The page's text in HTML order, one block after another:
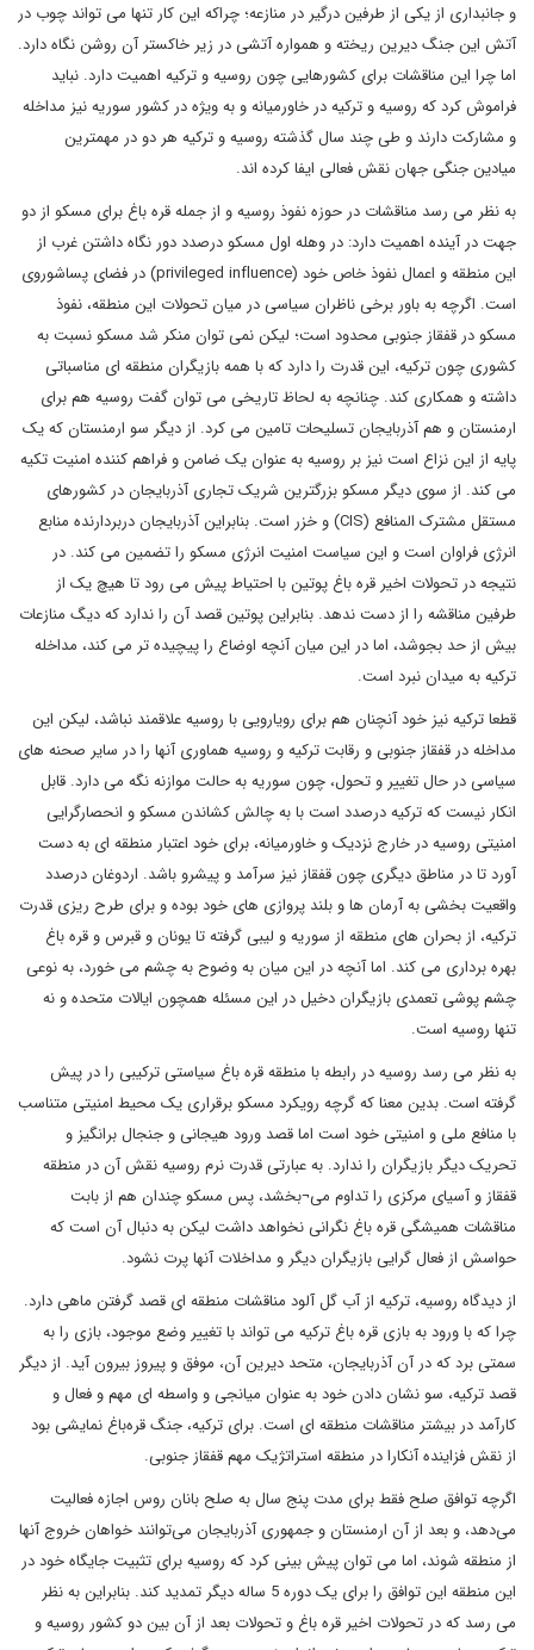
و جانبداری از یکی از طرفین درگیر در منازعه؛ چراکه این کار تنها می تواند چوب در
آتش این جنگ دیرین ریخته و همواره آتشی در زیر خاکستر آن روشن نگاه دارد.
اما چرا این مناقشات برای کشورهایی چون روسیه و ترکیه اهمیت دارد. نباید
فراموش کرد که روسیه و ترکیه در خاورمیانه و به ویژه در کشور سوریه نیز مداخله
و مشارکت دارند و طی چند سال گذشته روسیه و ترکیه هر دو در مهمترین
میادین جنگی جهان نقش فعالی ایفا کرده اند.
به نظر می رسد مناقشات در حوزه نفوذ روسیه و از جمله قره باغ برای مسکو از دو
جهت در آینده اهمیت دارد: در وهله اول مسکو درصدد دور نگاه داشتن غرب از
این منطقه و اعمال نفوذ خاص خود (privileged influence) در فضای پساشوروی
است. اگرچه به باور برخی ناظران سیاسی در میان تحولات این منطقه، نفوذ
مسکو در قفقاز جنوبی محدود است؛ لیکن نمی توان منکر شد مسکو نسبت به
کشوری چون ترکیه، این قدرت را دارد که با همه بازیگران منطقه ای مناسباتی
داشته و همکاری کند. چنانچه به لحاظ تاریخی می توان گفت روسیه هم برای
ارمنستان و هم آذربایجان تسلیحات تامین می کرد. از دیگر سو ارمنستان که یک
پایه از این نزاع است نیز بر روسیه به عنوان یک ضامن و فراهم کننده امنیت تکیه
می کند. از سوی دیگر مسکو بزرگترین شریک تجاری آذربایجان در کشورهای
مستقل مشترک المنافع (CIS) و خزر است. بنابراین آذربایجان دربردارنده منابع
انرژی فراوان است و این سیاست امنیت انرژی مسکو را تضمین می کند. در
نتیجه در تحولات اخیر قره باغ پوتین با احتیاط پیش می رود تا هیچ یک از
طرفین مناقشه را از دست ندهد. بنابراین پوتین قصد آن را ندارد که دیگ منازعات
بیش از حد بجوشد، اما در این میان آنچه اوضاع را پیچیده تر می کند، مداخله
ترکیه به میدان نبرد است.
قطعا ترکیه نیز خود آنچنان هم برای رویارویی با روسیه علاقمند نباشد، لیکن این
مداخله در قفقاز جنوبی و رقابت ترکیه و روسیه هماوری آنها را در سایر صحنه های
سیاسی در حال تغییر و تحول، چون سوریه به حالت موازنه نگه می دارد. قابل
انکار نیست که ترکیه درصدد است با به چالش کشاندن مسکو و انحصارگرایی
امنیتی روسیه در خارج نزدیک و خاورمیانه، برای خود اعتبار منطقه ای به دست
آورد تا در مناطق دیگری چون قفقاز نیز سرآمد و پیشرو باشد. اردوغان درصدد
واقعیت بخشی به آرمان ها و بلند پروازی های خود بوده و برای طرح ریزی قدرت
ترکیه، از بحران های منطقه از سوریه و لیبی گرفته تا یونان و قبرس و قره باغ
بهره برداری می کند. اما آنچه در این میان به وضوح به چشم می خورد، به نوعی
چشم پوشی تعمدی بازیگران دخیل در این مسئله همچون ایالات متحده و نه
تنها روسیه است.
به نظر می رسد روسیه در رابطه با منطقه قره باغ سیاستی ترکیبی را در پیش
گرفته است. بدین معنا که گرچه رویکرد مسکو برقراری یک محیط امنیتی متناسب
با منافع ملی و امنیتی خود است اما قصد ورود هیجانی و جنجال برانگیز و
تحریک دیگر بازیگران را ندارد. به عبارتی قدرت نرم روسیه نقش آن در منطقه
قفقاز و آسیای مرکزی را تداوم می¬بخشد، پس مسکو چندان هم از بابت
مناقشات همیشگی قره باغ نگرانی نخواهد داشت لیکن به دنبال آن است که
حواسش از فعال گرایی بازیگران دیگر و مداخلات آنها پرت نشود.
از دیدگاه روسیه، ترکیه از آب گل آلود مناقشات منطقه ای قصد گرفتن ماهی دارد.
چرا که با ورود به بازی قره باغ ترکیه می تواند با تغییر وضع موجود، بازی را به
سمتی برد که در آن آذربایجان، متحد دیرین آن، موفق و پیروز بیرون آید. از دیگر
قصد ترکیه، سو نشان دادن خود به عنوان میانجی و واسطه ای مهم و فعال و
کارآمد در بیشتر مناقشات منطقه ای است. برای ترکیه، جنگ قره‌باغ نمایشی بود
از نقش فزاینده آنکارا در منطقه استراتژیک مهم قفقاز جنوبی.
اگرچه توافق صلح فقط برای مدت پنج سال به صلح بانان روس اجازه فعالیت
می‌دهد، و بعد از آن ارمنستان و جمهوری آذربایجان می‌توانند خواهان خروج آنها
از منطقه شوند، اما می توان پیش بینی کرد که روسیه برای تثبیت جایگاه خود در
این منطقه این توافق را برای یک دوره 5 ساله دیگر تمدید کند. بنابراین به نظر
می رسد که در تحولات اخیر قره باغ و تحولات بعد از آن بین دو کشور روسیه و